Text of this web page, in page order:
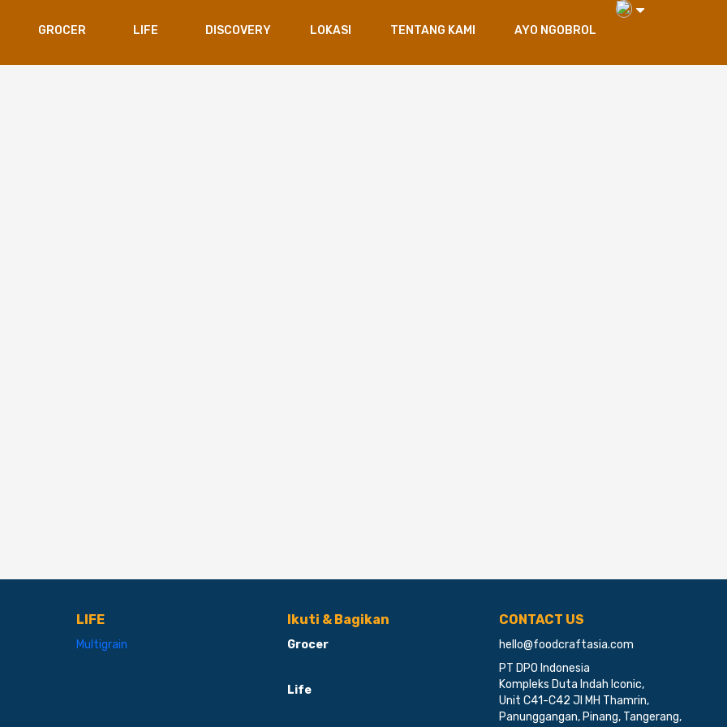
GROCER LIFE DISCOVERY LOKASI TENTANG KAMI AYO NGOBROL
LIFE
Multigrain
Ikuti & Bagikan
Grocer
Life
CONTACT US
hello@foodcraftasia.com
PT DPO Indonesia
Kompleks Duta Indah Iconic,
Unit C41-C42 Jl MH Thamrin,
Panunggangan, Pinang, Tangerang,